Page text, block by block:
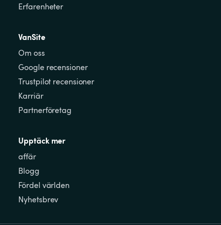
Erfarenheter
VanSite
Om oss
Google recensioner
Trustpilot recensioner
Karriär
Partnerföretag
Upptäck mer
affär
Blogg
Fördel världen
Nyhetsbrev